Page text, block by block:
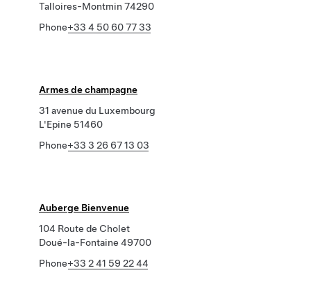
Talloires-Montmin 74290
Phone+33 4 50 60 77 33
Armes de champagne
31 avenue du Luxembourg
L'Epine 51460
Phone+33 3 26 67 13 03
Auberge Bienvenue
104 Route de Cholet
Doué-la-Fontaine 49700
Phone+33 2 41 59 22 44